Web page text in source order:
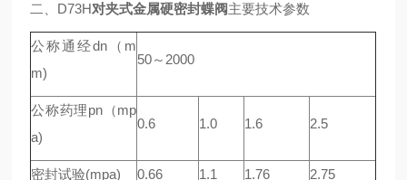
二、D73H对夹式金属硬密封蝶阀主要技术参数
公称通经dn（m
m)
50～2000
公称药理pn（mp
a)
0.6 1.0 1.6 2.5
密封试验(mpa) 0.66 1.1 1.76 2.75